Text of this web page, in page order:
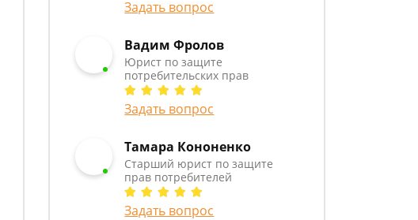
Задать вопрос
Вадим Фролов
Юрист по защите
потребительских прав
Задать вопрос
Тамара Кононенко
Старший юрист по защите
прав потребителей
Задать вопрос